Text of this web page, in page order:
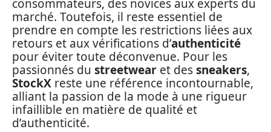
consommateurs, des novices aux experts du
marché. Toutefois, il reste essentiel de
prendre en compte les restrictions liées aux
retours et aux vérifications d’authenticité
pour éviter toute déconvenue. Pour les
passionnés du streetwear et dessneakers,
StockX reste une référence incontournable,
alliant la passion de la mode à une rigueur
infaillible en matière de qualité et
d’authenticité.